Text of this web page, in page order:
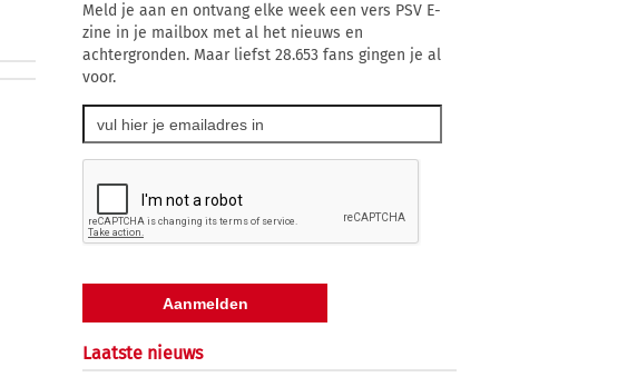
Meld je aan en ontvang elke week een vers PSV E-
zine in je mailbox met al het nieuws en
achtergronden. Maar liefst 28.653 fans gingen je al
voor.
Laatste nieuws